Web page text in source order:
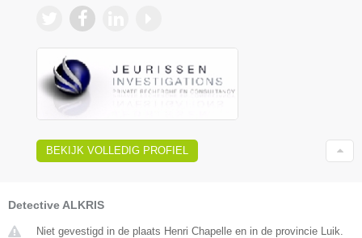
BEKIJK VOLLEDIG PROFIEL
Detective ALKRIS
Niet gevestigd in de plaats Henri Chapelle en in de provincie Luik.